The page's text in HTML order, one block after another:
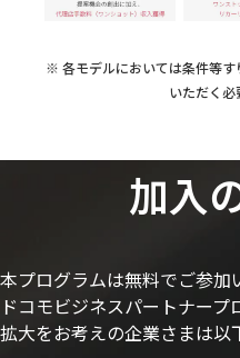
各モデルにおいては条件等
いただく
加入
本プログラムは無料でご参加
ドコモビジネスパートナープ
拡大をお考えの企業さまは以